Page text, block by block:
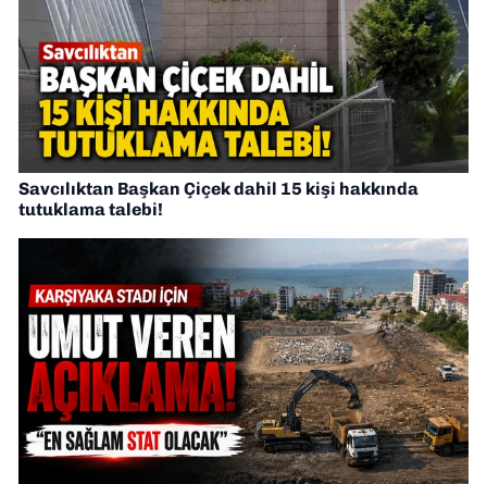
Savcılıktan Başkan Çiçek dahil 15 kişi hakkında
tutuklama talebi!